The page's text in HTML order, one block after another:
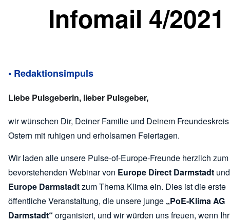
Infomail 4/2021
• Redaktionsimpuls
Liebe Pulsgeberin, lieber Pulsgeber,
wir wünschen Dir, Deiner Familie und Deinem
Ostern mit ruhigen und erholsamen Feiertagen.
Wir laden alle unsere Pulse-of-Europe-Freunde herzlich zum
bevorstehenden Webinar von Europe Direct Darmstadt
Europe Darmstadtzum Thema Klima ein. Dies ist die erste
öffentliche Veranstaltung, die unsere junge „PoE-Klima AG
Darmstadt“ organisiert, und wir würden uns freuen, wenn